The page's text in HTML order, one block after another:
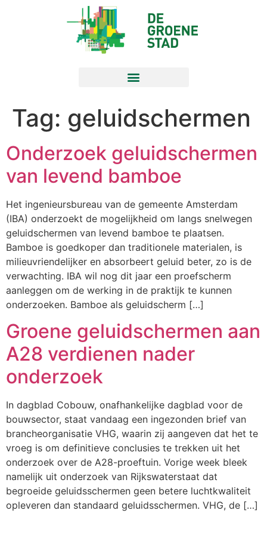
Tag: geluidschermen
Onderzoek geluidschermen
van levend bamboe
Het ingenieursbureau van de gemeente Amsterdam
(IBA) onderzoekt de mogelijkheid om langs snelwegen
geluidschermen van levend bamboe te plaatsen.
Bamboe is goedkoper dan traditionele materialen, is
milieuvriendelijker en absorbeert geluid beter, zo is de
verwachting. IBA wil nog dit jaar een proefscherm
aanleggen om de werking in de praktijk te kunnen
onderzoeken. Bamboe als geluidscherm […]
Groene geluidschermen aan
A28 verdienen nader
onderzoek
In dagblad Cobouw, onafhankelijke dagblad voor de
bouwsector, staat vandaag een ingezonden brief van
brancheorganisatie VHG, waarin zij aangeven dat het te
vroeg is om definitieve conclusies te trekken uit het
onderzoek over de A28-proeftuin. Vorige week bleek
namelijk uit onderzoek van Rijkswaterstaat dat
begroeide geluidsschermen geen betere luchtkwaliteit
opleveren dan standaard geluidsschermen. VHG, de […]